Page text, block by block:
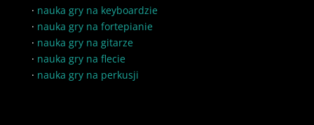
· nauka gry na keyboardzie
· nauka gry na fortepianie
· nauka gry na gitarze
· nauka gry na flecie
· nauka gry na perkusji